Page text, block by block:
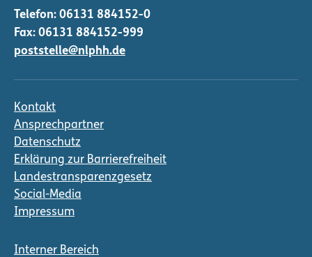
Telefon: 06131 884152-0
Fax: 06131 884152-999
poststelle@nlphh.de
Kontakt
Ansprechpartner
Datenschutz
Erklärung zur Barrierefreiheit
Landestransparenzgesetz
Social-Media
Impressum
Interner Bereich